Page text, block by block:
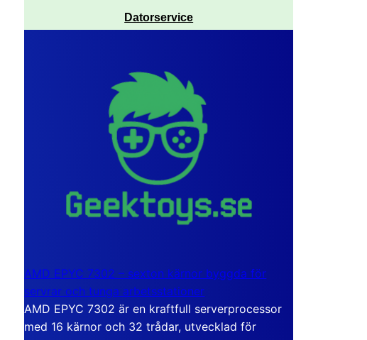
Datorservice
AMD EPYC 7302 – sexton kärnor byggda för
servrar och tunga arbetsstationer
AMD EPYC 7302 är en kraftfull serverprocessor
med 16 kärnor och 32 trådar, utvecklad för